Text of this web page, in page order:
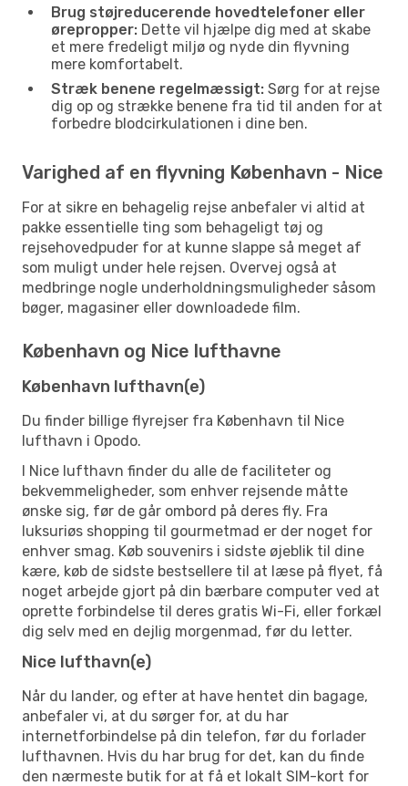
Brug støjreducerende hovedtelefoner eller
ørepropper: Dette vil hjælpe dig med at skabe
et mere fredeligt miljø og nyde din flyvning
mere komfortabelt.
Stræk benene regelmæssigt: Sørg for at rejse
dig op og strække benene fra tid til anden for at
forbedre blodcirkulationen i dine ben.
Varighed af en flyvning København - Nice
For at sikre en behagelig rejse anbefaler vi altid at
pakke essentielle ting som behageligt tøj og
rejsehovedpuder for at kunne slappe så meget af
som muligt under hele rejsen. Overvej også at
medbringe nogle underholdningsmuligheder såsom
bøger, magasiner eller downloadede film.
København og Nice lufthavne
København lufthavn(e)
Du finder billige flyrejser fra København til Nice
lufthavn i Opodo.
I Nice lufthavn finder du alle de faciliteter og
bekvemmeligheder, som enhver rejsende måtte
ønske sig, før de går ombord på deres fly. Fra
luksuriøs shopping til gourmetmad er der noget for
enhver smag. Køb souvenirs i sidste øjeblik til dine
kære, køb de sidste bestsellere til at læse på flyet, få
noget arbejde gjort på din bærbare computer ved at
oprette forbindelse til deres gratis Wi-Fi, eller forkæl
dig selv med en dejlig morgenmad, før du letter.
Nice lufthavn(e)
Når du lander, og efter at have hentet din bagage,
anbefaler vi, at du sørger for, at du har
internetforbindelse på din telefon, før du forlader
lufthavnen. Hvis du har brug for det, kan du finde
den nærmeste butik for at få et lokalt SIM-kort for